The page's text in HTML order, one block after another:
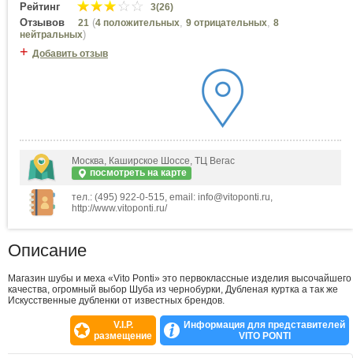
Рейтинг 3(26)
Отзывов 21 (4 положительных, 9 отрицательных, 8
нейтральных)
+ Добавить отзыв
Москва, Каширское Шоссе, ТЦ Вегас
посмотреть на карте
тел.: (495) 922-0-515, email: info@vitoponti.ru,
http://www.vitoponti.ru/
Описание
Магазин шубы и меха «Vito Ponti» это первоклассные изделия высочайшего
качества, огромный выбор Шуба из чернобурки, Дубленая куртка а так же
Искусственные дубленки от известных брендов.
V.I.P.
размещение
Информация для представителей
VITO PONTI